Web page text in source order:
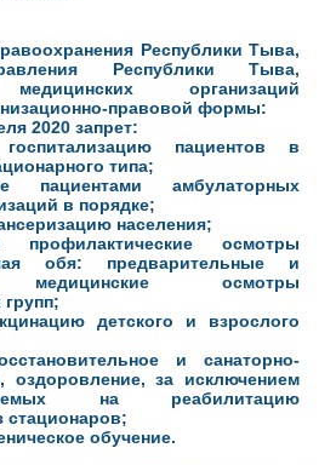
Республики Тыва,
Республики Тыва,
организаций
правовой формы:
2020 запрет:
пациентов в
типа;
амбулаторных
в порядке;
населения;
осмотры
обя: предварительные и
медицинские осмотры
детского и взрослого
и санаторно-
оздоровление, за исключением
на реабилитацию
стационаров;
обучение.